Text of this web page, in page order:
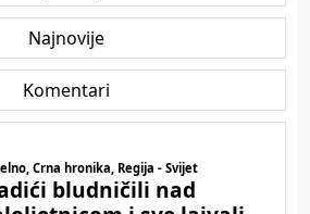
Najnovije
Komentari